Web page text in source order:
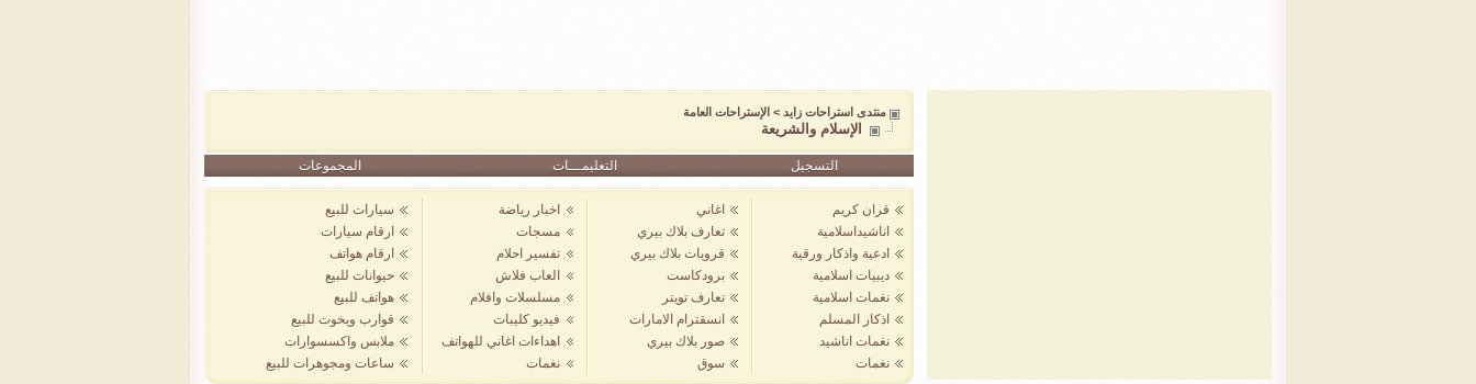
منتدى استراحات زايد > الإستراحات العامة
الإسلام والشريعة
التسجيل التعليمـــات المجموعات
قران كريم
اناشيداسلامية
ادعية واذكار ورقية
ديبيات اسلامية
نغمات اسلامية
اذكار المسلم
نغمات اناشيد
نغمات
اغاني
تعارف بلاك بيري
قروبات بلاك بيري
برودكاست
تعارف تويتر
انسقترام الامارات
صور بلاك بيري
سوق
اخبار رياضة
مسجات
تفسير احلام
العاب فلاش
مسلسلات وافلام
فيديو كليبات
اهداءات اغاني للهواتف
نغمات
سيارات للبيع
ارقام سيارات
ارقام هواتف
حيوانات للبيع
هواتف للبيع
قوارب ويخوت للبيع
ملابس واكسسوارات
ساعات ومجوهرات للبيع